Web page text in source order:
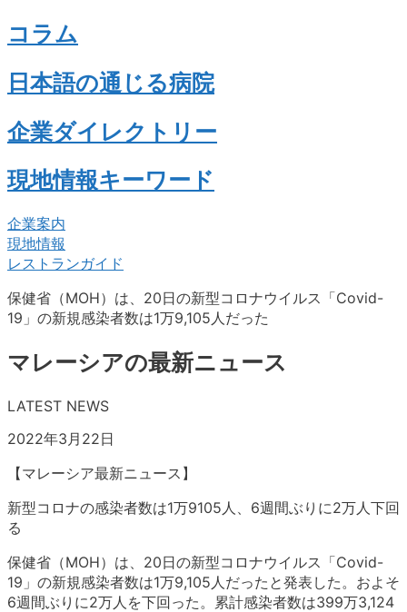
コラム
日本語の通じる病院
企業ダイレクトリー
現地情報キーワード
企業案内
現地情報
レストランガイド
保健省（MOH）は、20日の新型コロナウイルス「Covid-
19」の新規感染者数は1万9,105人だった
マレーシアの最新ニュース
LATEST NEWS
2022年3月22日
【マレーシア最新ニュース】
新型コロナの感染者数は1万9105人、6週間ぶりに2万人下回
る
保健省（MOH）は、20日の新型コロナウイルス「Covid-
19」の新規感染者数は1万9,105人だったと発表した。およそ
6週間ぶりに2万人を下回った。累計感染者数は399万3,124